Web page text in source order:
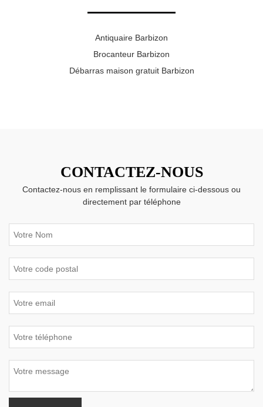
Antiquaire Barbizon
Brocanteur Barbizon
Débarras maison gratuit Barbizon
CONTACTEZ-NOUS
Contactez-nous en remplissant le formulaire ci-dessous ou
directement par téléphone